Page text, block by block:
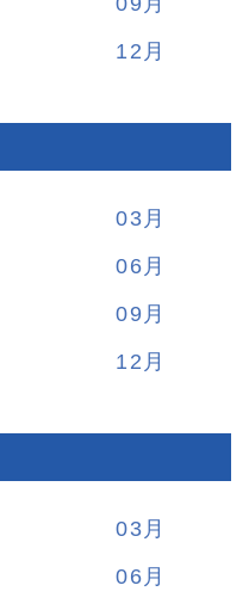
12
03
06
09
12
03
06